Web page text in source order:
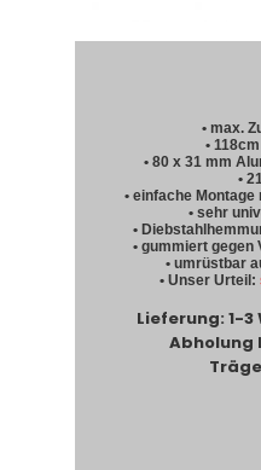
• max.
•
• 80 x 31 mm
•
• einfache
• sehr
•
• gummiert gegen
• umrüstbar
• Unser Urteil:
Lieferung: 1-
Abholung